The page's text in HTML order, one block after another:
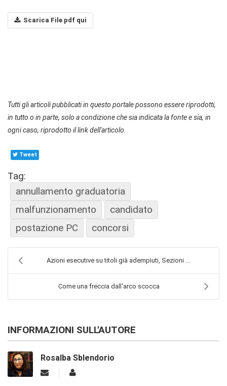
Scarica File pdf qui
Tutti gli articoli pubblicati in questo portale possono essere riprodotti,
in tutto o in parte, solo a condizione che sia indicata la fonte e sia, in
ogni caso, riprodotto il link dell'articolo.
Tweet
Tag:
annullamento graduatoria
malfunzionamento
candidato
postazione PC
concorsi
Azioni esecutive su titoli già adempiuti, Sezioni ...
Come una freccia dall'arco scocca
INFORMAZIONI SULL'AUTORE
Rosalba Sblendorio